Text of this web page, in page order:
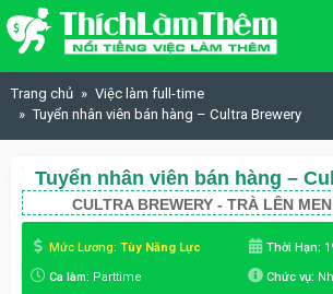
Skip to content
Trang chủ
Việc làm full-time
Tuyển nhân viên bán hàng – Cultra Brewery
Tuyển nhân viên bán hàng –
CULTRA BREWERY - TRÀ LÊN
Mức Lương: Tùy Năng Lực Thời Hạn:
Ca làm: Parttime Chức vụ: